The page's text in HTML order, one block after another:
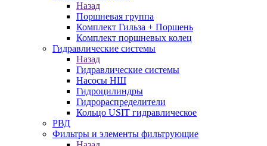
Назад
Поршневая группа
Комплект Гильза + Поршень
Комплект поршневых колец
Гидравлические системы
Назад
Гидравлические системы
Насосы НШ
Гидроцилиндры
Гидрораспределители
Кольцо USIT гидравлическое
РВД
Фильтры и элементы фильтрующие